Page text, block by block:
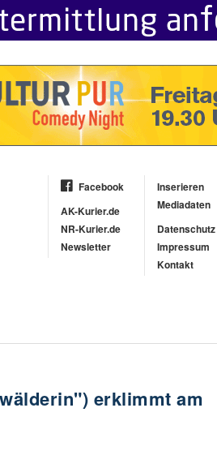
Facebook
AK-Kurier.de
NR-Kurier.de
Newsletter
Inserieren
Mediadaten
Datenschutz
Impressum
Kontakt
erklimmt am